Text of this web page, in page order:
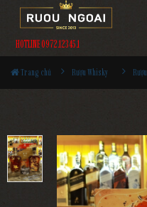
HOTLINE 0972.12345.1
Trang chủ Rượu Whisky